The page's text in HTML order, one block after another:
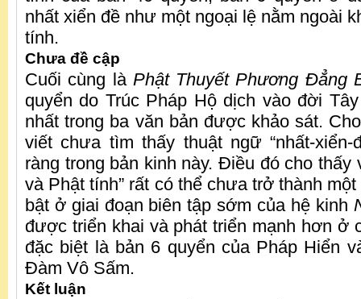
nhất xiển đề như một ngoại lệ nằm ngoài
tính.
Chưa đề cập
Cuối cùng là Phật Thuyết Phương Đẳng
quyển do Trúc Pháp Hộ dịch vào đời
nhất trong ba văn bản được khảo sát.
viết chưa tìm thấy thuật ngữ “nhất-
ràng trong bản kinh này. Điều đó cho thấy
và Phật tính” rất có thể chưa trở thành
bật ở giai đoạn biên tập sớm của hệ kinh
được triển khai và phát triển mạnh hơn ở
đặc biệt là bản 6 quyển của Pháp Hiển
Đàm Vô Sấm.
Kết luận